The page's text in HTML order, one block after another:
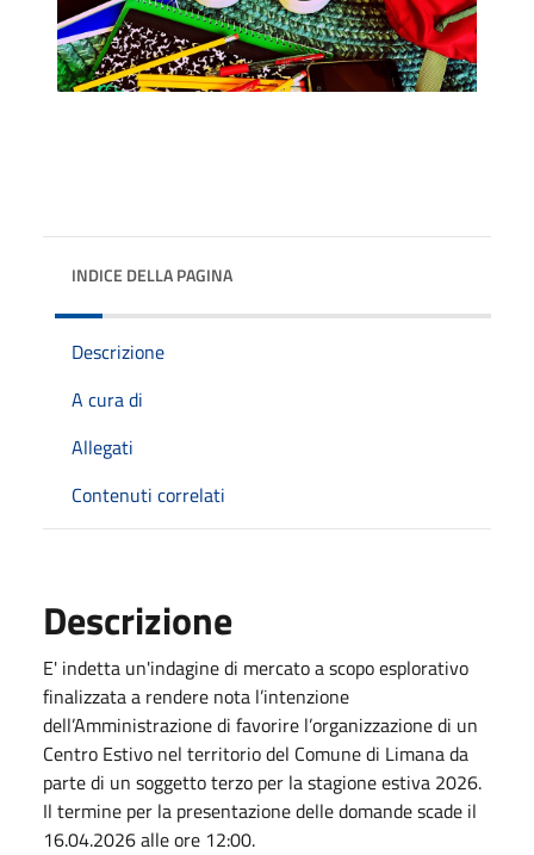
INDICE DELLA PAGINA
Descrizione
A cura di
Allegati
Contenuti correlati
Descrizione
E' indetta un'indagine di mercato a scopo esplorativo
finalizzata a rendere nota l’intenzione
dell’Amministrazione di favorire l’organizzazione di un
Centro Estivo nel territorio del Comune di Limana da
parte di un soggetto terzo per la stagione estiva 2026.
Il termine per la presentazione delle domande scade il
16.04.2026 alle ore 12:00.